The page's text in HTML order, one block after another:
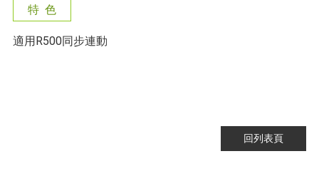
特 色
適用R500同步連動
回列表頁